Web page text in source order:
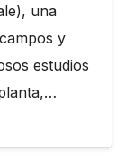
una
y
estudios